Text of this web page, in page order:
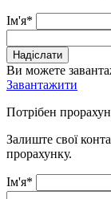
Ім'я*
Надіслати
Ви можете
Завантажити
Потрібен
Залиште свої
прорахунку.
Ім'я*